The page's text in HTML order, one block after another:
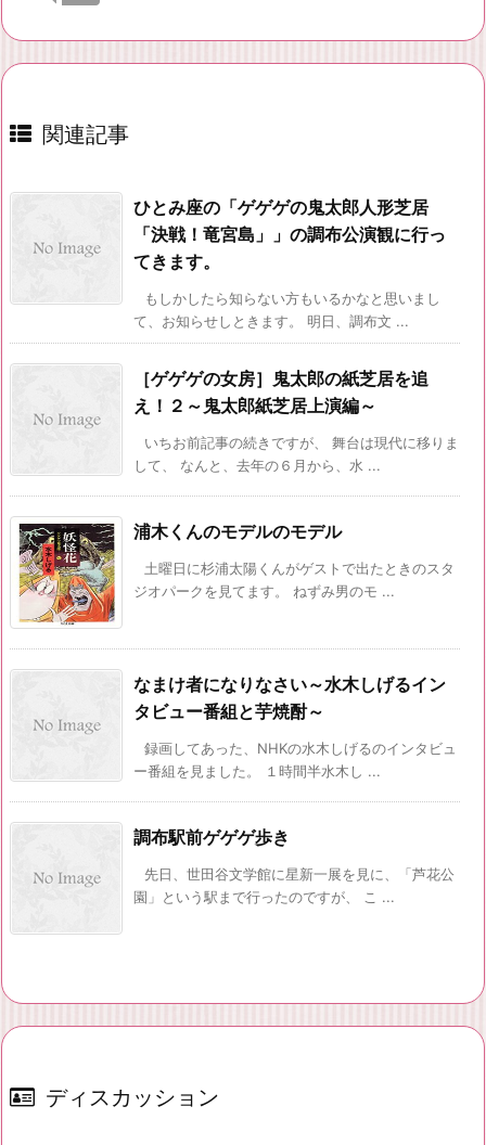
関連記事
ひとみ座の「ゲゲゲの鬼太郎人形芝居
「決戦！竜宮島」」の調布公演観に行っ
てきます。
もしかしたら知らない方もいるかなと思いまし
て、お知らせしときます。 明日、調布文 ...
［ゲゲゲの女房］鬼太郎の紙芝居を追
え！２～鬼太郎紙芝居上演編～
いちお前記事の続きですが、 舞台は現代に移りま
して、 なんと、去年の６月から、水 ...
浦木くんのモデルのモデル
土曜日に杉浦太陽くんがゲストで出たときのスタ
ジオパークを見てます。 ねずみ男のモ ...
なまけ者になりなさい～水木しげるイン
タビュー番組と芋焼酎～
録画してあった、NHKの水木しげるのインタビュ
ー番組を見ました。 １時間半水木し ...
調布駅前ゲゲゲ歩き
先日、世田谷文学館に星新一展を見に、「芦花公
園」という駅まで行ったのですが、 こ ...
ディスカッション